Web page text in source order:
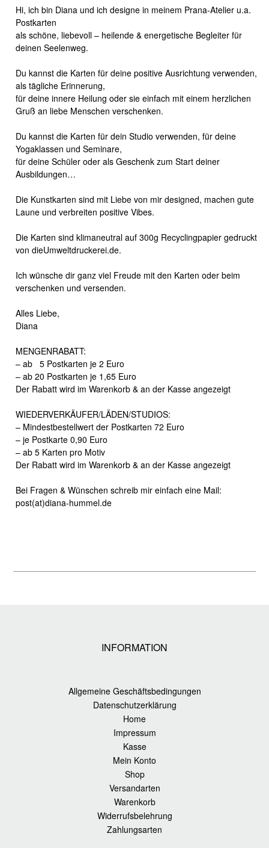
Hi, ich bin Diana und ich designe in meinem Prana-Atelier u.a.
Postkarten
als schöne, liebevoll – heilende & energetische Begleiter für
deinen Seelenweg.
Du kannst die Karten für deine positive Ausrichtung verwenden,
als tägliche Erinnerung,
für deine innere Heilung oder sie einfach mit einem herzlichen
Gruß an liebe Menschen verschenken.
Du kannst die Karten für dein Studio verwenden, für deine
Yogaklassen und Seminare,
für deine Schüler oder als Geschenk zum Start deiner
Ausbildungen…
Die Kunstkarten sind mit Liebe von mir designed, machen gute
Laune und verbreiten positive Vibes.
Die Karten sind klimaneutral auf 300g Recyclingpapier gedruckt
von dieUmweltdruckerei.de.
Ich wünsche dir ganz viel Freude mit den Karten oder beim
verschenken und versenden.
Alles Liebe,
Diana
MENGENRABATT:
– ab 5 Postkarten je 2 Euro
– ab 20 Postkarten je 1,65 Euro
Der Rabatt wird im Warenkorb & an der Kasse angezeigt
WIEDERVERKÄUFER/LÄDEN/STUDIOS:
– Mindestbestellwert der Postkarten 72 Euro
– je Postkarte 0,90 Euro
– ab 5 Karten pro Motiv
Der Rabatt wird im Warenkorb & an der Kasse angezeigt
Bei Fragen & Wünschen schreib mir einfach eine Mail:
post(at)diana-hummel.de
INFORMATION
Allgemeine Geschäftsbedingungen
Datenschutzerklärung
Home
Impressum
Kasse
Mein Konto
Shop
Versandarten
Warenkorb
Widerrufsbelehrung
Zahlungsarten